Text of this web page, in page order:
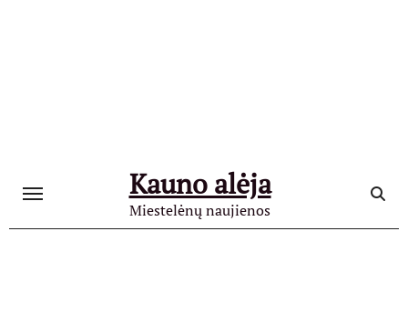
Kauno alėja
Miestelėnų naujienos